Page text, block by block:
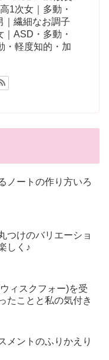
1次女｜多動・
｜繊細なお調子
ASD・多動・
・軽度知的・加
ノートの作り方いろ
つけのバリエーショ
しく♪
ィスクフォー)を受
たことと私の気付き
メントのふりかえり